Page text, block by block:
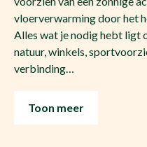
vloerverwarming door het
Alles wat je nodig hebt ligt
natuur, winkels,
verbinding…
Toon meer